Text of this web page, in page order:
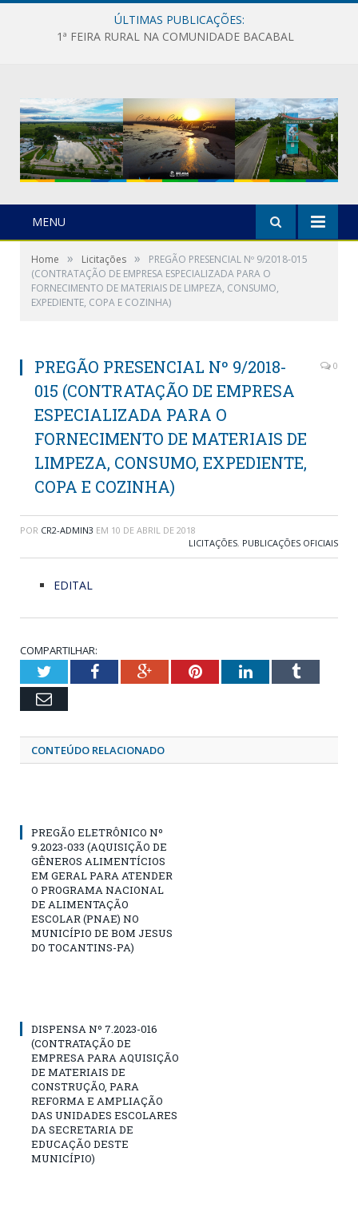
ÚLTIMAS PUBLICAÇÕES:
1ª FEIRA RURAL NA COMUNIDADE BACABAL
MENU
Home » Licitações »
PREGÃO PRESENCIAL Nº 9/2018-015
(CONTRATAÇÃO DE EMPRESA ESPECIALIZADA PARA O
FORNECIMENTO DE MATERIAIS DE LIMPEZA, CONSUMO,
EXPEDIENTE, COPA E COZINHA)
PREGÃO PRESENCIAL Nº 9/2018-
015 (CONTRATAÇÃO DE EMPRESA
ESPECIALIZADA PARA O
FORNECIMENTO DE MATERIAIS DE
LIMPEZA, CONSUMO, EXPEDIENTE,
COPA E COZINHA)
0
POR CR2-ADMIN3 EM 10 DE ABRIL DE 2018
LICITAÇÕES, PUBLICAÇÕES OFICIAIS
EDITAL
COMPARTILHAR:
TwitterFacebookGoogle+PinterestLinkedInTumblr
Email
CONTEÚDO RELACIONADO
PREGÃO ELETRÔNICO Nº
9.2023-033 (AQUISIÇÃO DE
GÊNEROS ALIMENTÍCIOS
EM GERAL PARA ATENDER
O PROGRAMA NACIONAL
DE ALIMENTAÇÃO
ESCOLAR (PNAE) NO
MUNICÍPIO DE BOM JESUS
DO TOCANTINS-PA)
DISPENSA Nº 7.2023-016
(CONTRATAÇÃO DE
EMPRESA PARA AQUISIÇÃO
DE MATERIAIS DE
CONSTRUÇÃO, PARA
REFORMA E AMPLIAÇÃO
DAS UNIDADES ESCOLARES
DA SECRETARIA DE
EDUCAÇÃO DESTE
MUNICÍPIO)